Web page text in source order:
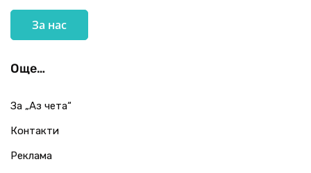
За нас
Още…
За „Аз чета“
Контакти
Реклама